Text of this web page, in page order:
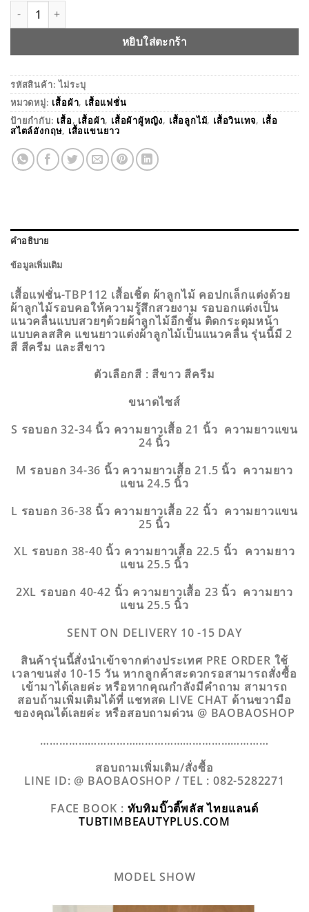
จำนวน เสื้อแฟชั่น TBP112 ชิ้น
หยิบใส่ตะกร้า
รหัสสินค้า:ไม่ระบุ
หมวดหมู่: เสื้อผ้า, เสื้อแฟชั่น
ป้ายกำกับ: เสื้อ, เสื้อผ้า, เสื้อผ้าผู้หญิง, เสื้อลูกไม้, เสื้อวินเทจ, เสื้อ
สไตล์อังกฤษ, เสื้อแขนยาว
คำอธิบาย
ข้อมูลเพิ่มเติม
เสื้อแฟชั่น-TBP112 เสื้อเชิ้ต ผ้าลูกไม้ คอปกเล็กแต่งด้วย
ผ้าลูกไม้รอบคอให้ความรู้สึกสวยงาม รอบอกแต่งเป็น
แนวคลื่นแบบสวยๆด้วยผ้าลูกไม้อีกชั้น ติดกระดุมหน้า
แบบคลสสิค แขนยาวแต่งผ้าลูกไม้เป็นแนวคลื่น รุ่นนี้มี 2
สี สีครีม และสีขาว
ตัวเลือกสี : สีขาว สีครีม
ขนาดไซส์
S รอบอก 32-34 นิ้ว ความยาวเสื้อ 21 นิ้ว ความยาวแขน
24 นิ้ว
M รอบอก 34-36 นิ้ว ความยาวเสื้อ 21.5 นิ้ว ความยาว
แขน 24.5 นิ้ว
L รอบอก 36-38 นิ้ว ความยาวเสื้อ 22 นิ้ว ความยาวแขน
25 นิ้ว
XL รอบอก 38-40 นิ้ว ความยาวเสื้อ 22.5 นิ้ว ความยาว
แขน 25.5 นิ้ว
2XL รอบอก 40-42 นิ้ว ความยาวเสื้อ 23 นิ้ว ความยาว
แขน 25.5 นิ้ว
SENT ON DELIVERY 10 -15 DAY
สินค้ารุ่นนี้สั่งนำเข้าจากต่างประเทศ PRE ORDER ใช้
เวลาขนส่ง 10-15 วัน หากลูกค้าสะดวกรอสามารถสั่งซื้อ
เข้ามาได้เลยค่ะ หรือหากคุณกำลังมีคำถาม สามารถ
สอบถ้ามเพิ่มเติมได้ที่ แชทสด LIVE CHAT ด้านขวามือ
ของคุณได้เลยค่ะ หรือสอบถามด่วน @ BAOBAOSHOP
………………………………………………………………
สอบถามเพิ่มเติม/สั่งซื้อ
LINE ID: @ BAOBAOSHOP / TEL : 082-5282271
FACE BOOK : ทับทิมบิ๊วตี๊พลัส ไทยแลนด์
TUBTIMBEAUTYPLUS.COM
MODEL SHOW